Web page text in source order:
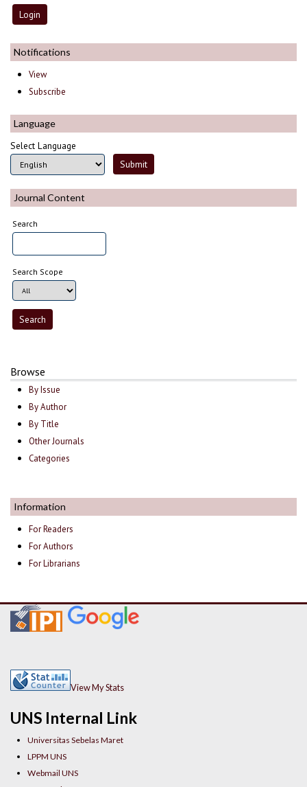
Notifications
View
Subscribe
Language
Select Language
Journal Content
Search
Search Scope
Browse
By Issue
By Author
By Title
Other Journals
Categories
Information
For Readers
For Authors
For Librarians
UNS Internal Link
Universitas Sebelas Maret
LPPM UNS
Webmail UNS
View My Stats